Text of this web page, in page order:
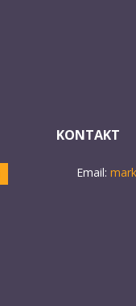
KONTAKT
Email: